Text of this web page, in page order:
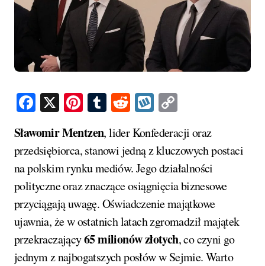
Facebook
X Pinterest
Tumblr
RedditWykop
Sławomir Mentzen, lider Konfederacji oraz
przedsiębiorca, stanowi jedną z kluczowych postaci
na polskim rynku mediów. Jego działalności
polityczne oraz znaczące osiągnięcia biznesowe
przyciągają uwagę. Oświadczenie majątkowe
ujawnia, że w ostatnich latach zgromadził majątek
przekraczający65 milionów złotych, co czyni go
jednym z najbogatszych posłów w Sejmie. Warto